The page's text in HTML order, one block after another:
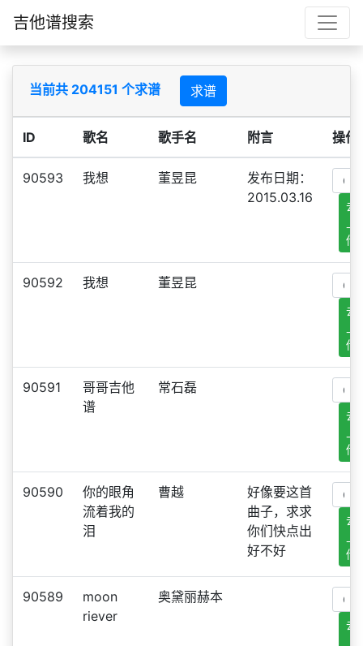
吉他谱搜索
当前共 204151 个求谱 求谱
ID 歌名 歌手名 附言 操作
90593 我想 董昱昆
发布日期：
2015.03.16
去
传
90592 我想 董昱昆
去
传
90591
哥哥吉他
谱
常石磊
去
传
90590
你的眼角
流着我的
泪
曹越
好像要这首
曲子，求求
你们快点出
好不好
去
传
90589
moon
riever
奥黛丽赫本
去